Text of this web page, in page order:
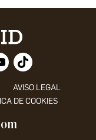
AVISO LEGAL
DE COOKIES